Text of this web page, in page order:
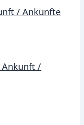
/ Ankünfte
Ankunft /